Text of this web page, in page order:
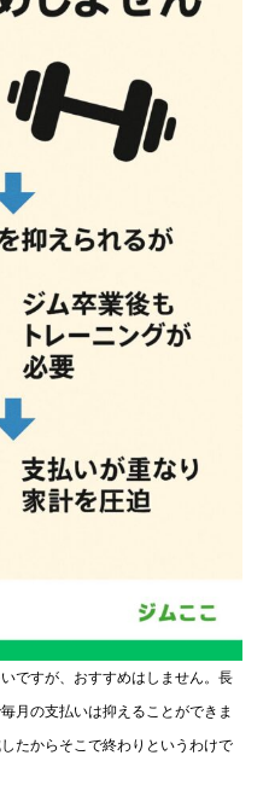
ですが、おすすめはしません。長
月の支払いは抑えることができま
たからそこで終わりというわけで